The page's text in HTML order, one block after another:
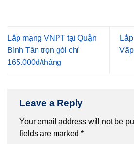
Lắp mạng VNPT tại Quận
Bình Tân trọn gói chỉ
165.000đ/tháng
Leave a Reply
Your email address will not be
fields are marked *